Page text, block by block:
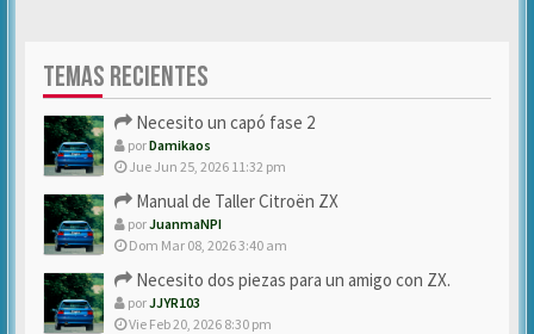
TEMAS RECIENTES
Necesito un capó fase 2
porDamikaos
Jue Jun 25, 2026 11:32 pm
Manual de Taller Citroën ZX
porJuanmaNPI
Dom Mar 08, 2026 3:40 am
Necesito dos piezas para un amigo con ZX.
porJJYR103
Vie Feb 20, 2026 8:30 pm